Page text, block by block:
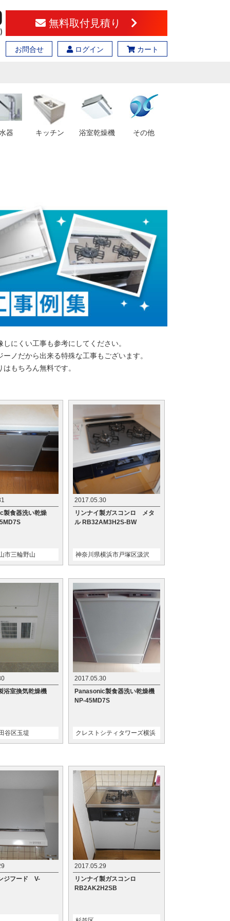
無料取付見積り
お問合せ ログイン カート
器 キッチン 浴室乾燥機 その他
にくい工事も参考にしてください。
ノだから出来る特殊な工事もございます。
もちろん無料です。
製食器洗い乾燥
市三輪野山
2017.05.30
リンナイ製ガスコンロ メタ
ル RB32AM3H2S-BW
神奈川県横浜市戸塚区汲沢
浴室換気乾燥機
谷区玉堤
2017.05.30
Panasonic製食器洗い乾燥機
NP-45MD7S
クレストシティタワーズ横浜
ジフード V-
2017.05.29
リンナイ製ガスコンロ
RB2AK2H2SB